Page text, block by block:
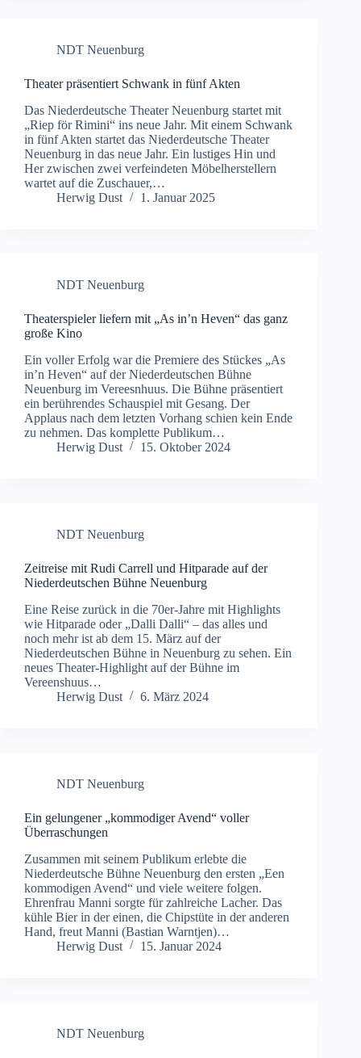
NDT Neuenburg
Theater präsentiert Schwank in fünf Akten
Das Niederdeutsche Theater Neuenburg startet mit
„Riep för Rimini“ ins neue Jahr. Mit einem Schwank
in fünf Akten startet das Niederdeutsche Theater
Neuenburg in das neue Jahr. Ein lustiges Hin und
Her zwischen zwei verfeindeten Möbelherstellern
wartet auf die Zuschauer,…
Herwig Dust
1. Januar 2025
NDT Neuenburg
Theaterspieler liefern mit „As in’n Heven“ das ganz
große Kino
Ein voller Erfolg war die Premiere des Stückes „As
in’n Heven“ auf der Niederdeutschen Bühne
Neuenburg im Vereesnhuus. Die Bühne präsentiert
ein berührendes Schauspiel mit Gesang. Der
Applaus nach dem letzten Vorhang schien kein Ende
zu nehmen. Das komplette Publikum…
Herwig Dust
15. Oktober 2024
NDT Neuenburg
Zeitreise mit Rudi Carrell und Hitparade auf der
Niederdeutschen Bühne Neuenburg
Eine Reise zurück in die 70er-Jahre mit Highlights
wie Hitparade oder „Dalli Dalli“ – das alles und
noch mehr ist ab dem 15. März auf der
Niederdeutschen Bühne in Neuenburg zu sehen. Ein
neues Theater-Highlight auf der Bühne im
Vereenshuus…
Herwig Dust
6. März 2024
NDT Neuenburg
Ein gelungener „kommodiger Avend“ voller
Überraschungen
Zusammen mit seinem Publikum erlebte die
Niederdeutsche Bühne Neuenburg den ersten „Een
kommodigen Avend“ und viele weitere folgen.
Ehrenfrau Manni sorgte für zahlreiche Lacher. Das
kühle Bier in der einen, die Chipstüte in der anderen
Hand, freut Manni (Bastian Warntjen)…
Herwig Dust
15. Januar 2024
NDT Neuenburg